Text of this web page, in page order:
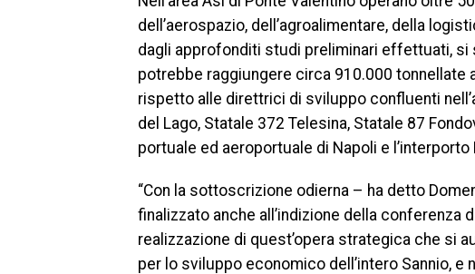
dell’aerospazio, dell’agroalimentare, della
dagli approfonditi studi preliminari effettuati,
potrebbe raggiungere circa 910.000 tonnellate
rispetto alle direttrici di sviluppo confluenti
del Lago, Statale 372 Telesina, Statale 87
portuale ed aeroportuale di Napoli e
“Con la sottoscrizione odierna – ha detto
finalizzato anche all’indizione della conferenza
realizzazione di quest’opera strategica che si
per lo sviluppo economico dell’intero Sannio, e